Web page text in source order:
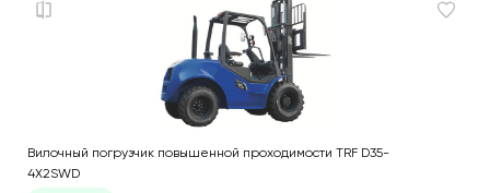
Вилочный погрузчик повышенной проходимости TRF D35-
4X2SWD